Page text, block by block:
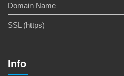
Domain Name
SSL (https)
Info